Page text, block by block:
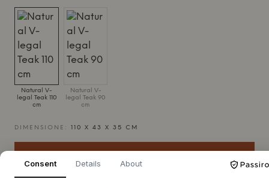
Natural V-
legal Teak 110
cm
Natural V-
legal Teak 90
cm
DIMENSIONE: 110 X 43 X 35 CM
Consent Details About